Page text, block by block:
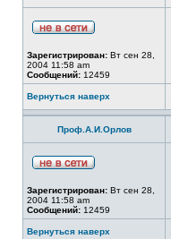
Зарегистрирован: Вт сен 28,
2004 11:58 am
Сообщений: 12459
Вернуться наверх
Проф.А.И.Орлов
Зарегистрирован: Вт сен 28,
2004 11:58 am
Сообщений: 12459
Вернуться наверх